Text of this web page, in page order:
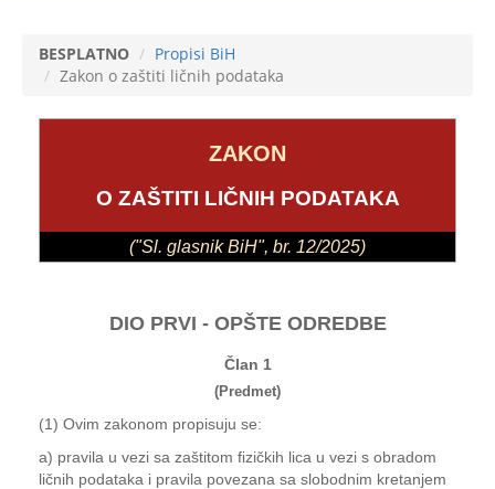
BESPLATNO
Propisi BiH
Zakon o zaštiti ličnih podataka
ZAKON
O ZAŠTITI LIČNIH PODATAKA
("Sl. glasnik BiH", br. 12/2025)
DIO PRVI - OPŠTE ODREDBE
Član 1
(Predmet)
(1) Ovim zakonom propisuju se:
a) pravila u vezi sa zaštitom fizičkih lica u vezi s obradom
ličnih podataka i pravila povezana sa slobodnim kretanjem